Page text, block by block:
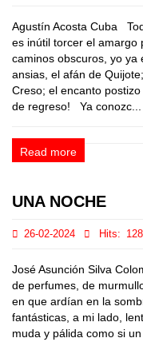
Agustín Acosta Cuba
es inútil torcer el amargo
caminos obscuros, yo
ansias, el afán de
Creso; el encanto
de regreso! Ya conozc...
Read more
UNA NOCHE
26-02-2024 Hits:
José Asunción Silva
de perfumes, de
en que ardían en la
fantásticas, a mi lado,
muda y pálida como si